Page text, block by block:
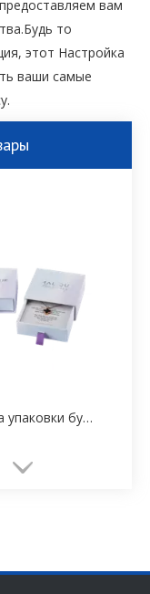
вам
то
этот Настройка
ваши самые
Фабрика упаковки бумажных коробок для ювелирных изделий на заказ